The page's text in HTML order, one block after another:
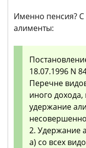
Именно пенсия?
алименты:
18.07.1996 N
Перечне
иного дохода,
удержание
2. Удержание
а) со всех